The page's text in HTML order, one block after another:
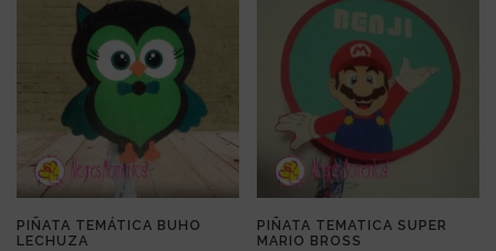
PIÑATA TEMÁTICA BUHO
LECHUZA
PIÑATA TEMATICA SUPER
MARIO BROSS